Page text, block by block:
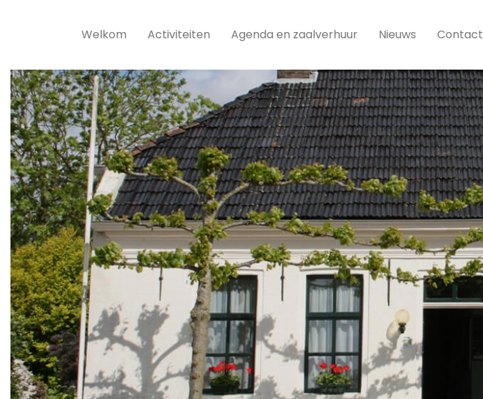
Welkom Activiteiten Agenda en zaalverhuur Nieuws Contact